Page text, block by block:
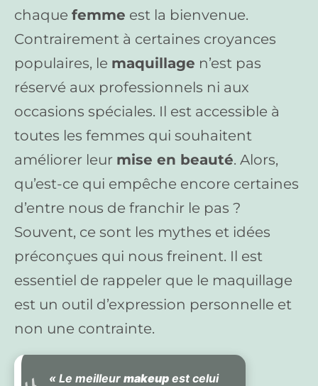
chaque femme est la bienvenue.
Contrairement à certaines croyances
populaires, le maquillage n’est pas
réservé aux professionnels ni aux
occasions spéciales. Il est accessible à
toutes les femmes qui souhaitent
améliorer leur mise en beauté. Alors,
qu’est-ce qui empêche encore certaines
d’entre nous de franchir le pas ?
Souvent, ce sont les mythes et idées
préconçues qui nous freinent. Il est
essentiel de rappeler que le maquillage
est un outil d’expression personnelle et
non une contrainte.
« Le meilleur makeupest celui